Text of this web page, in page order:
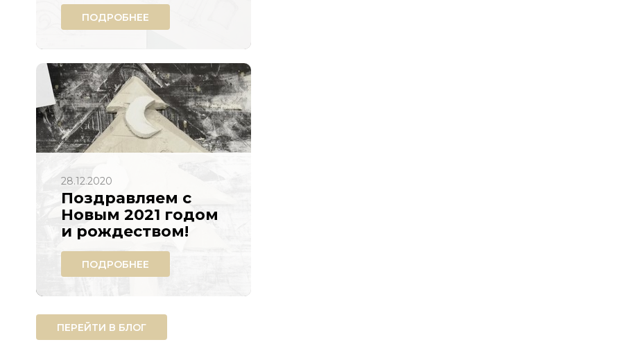
ПОДРОБНЕЕ
28.12.2020
Поздравляем с
Новым 2021 годом
и рождеством!
ПОДРОБНЕЕ
ПЕРЕЙТИ В БЛОГ